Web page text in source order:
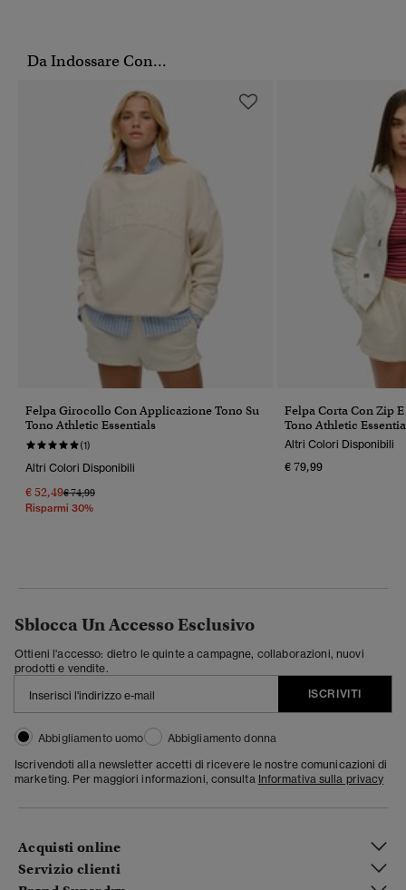
Da Indossare Con...
Felpa Girocollo Con Applicazione Tono Su
Tono Athletic Essentials
(1)
Altri Colori Disponibili
€ 52,49Prezzo Ridotto Da
€ 74,99A
Risparmi 30%
Felpa Corta Con Zip
Tono Athletic
Altri Colori Disponibili
€ 79,99
Sblocca Un Accesso Esclusivo
Ottieni l'accesso: dietro le quinte a campagne, collaborazioni, nuovi
prodotti e vendite.
ISCRIVITI
Abbigliamento uomo
Abbigliamento donna
Iscrivendoti alla newsletter accetti di ricevere le nostre comunicazioni di
marketing. Per maggiori informazioni, consulta Informativa sulla privacy
Acquisti online
Servizio clienti